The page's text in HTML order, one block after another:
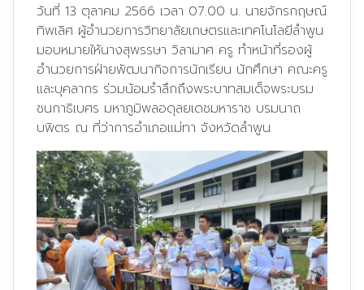
วันที่ 13 ตุลาคม 2566 เวลา 07.00 น. นายจักรกฤษณ์
ทิพเลิศ ผู้อำนวยการวิทยาลัยเกษตรและเทคโนโลยีลำพูน
มอบหมายให้นางสุพรรษา วิลามาศ ครู ทำหน้าที่รองผู้
อำนวยการฝ่ายพัฒนากิจการนักเรียน นักศึกษา คณะครู
และบุคลากร ร่วมน้อมรำลึกถึงพระบาทสมเด็จพระบรม
ชนกาธิเบศร มหาภูมิพลอดุลยเดชมหาราช บรมนาถ
บพิตร ณ ที่ว่าการอำเภอแม่ทา จังหวัดลำพูน